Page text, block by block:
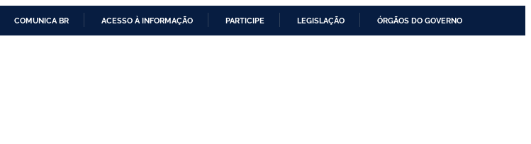
COMUNICA BR ACESSO À INFORMAÇÃO PARTICIPE LEGISLAÇÃO ÓRGÃOS DO GOVERNO